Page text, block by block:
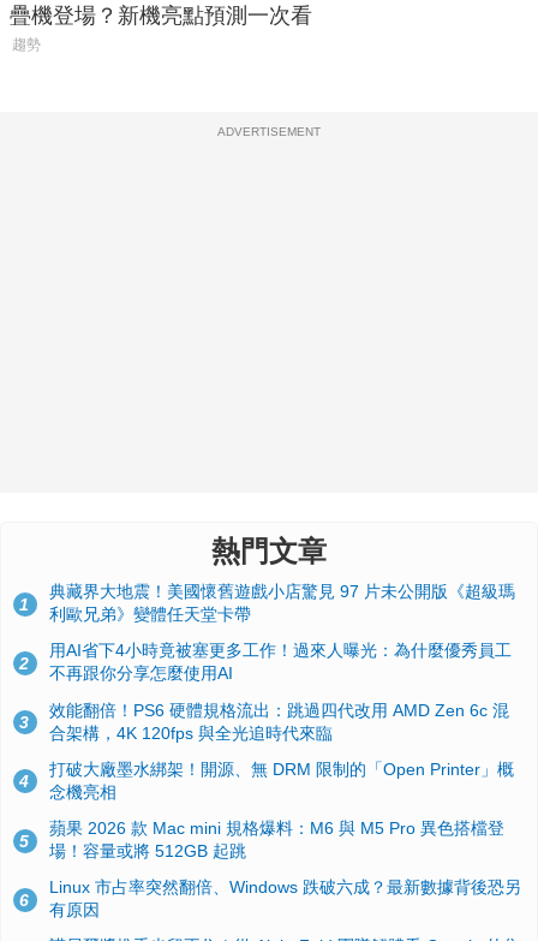
疊機登場？新機亮點預測一次看
趨勢
ADVERTISEMENT
熱門文章
1
典藏界大地震！美國懷舊遊戲小店驚見 97 片未公開版《超級瑪
利歐兄弟》變體任天堂卡帶
2
用AI省下4小時竟被塞更多工作！過來人曝光：為什麼優秀員工
不再跟你分享怎麼使用AI
3
效能翻倍！PS6 硬體規格流出：跳過四代改用 AMD Zen 6c 混
合架構，4K 120fps 與全光追時代來臨
4
打破大廠墨水綁架！開源、無 DRM 限制的「Open Printer」概
念機亮相
5
蘋果 2026 款 Mac mini 規格爆料：M6 與 M5 Pro 異色搭檔登
場！容量或將 512GB 起跳
6
Linux 市占率突然翻倍、Windows 跌破六成？最新數據背後恐另
有原因